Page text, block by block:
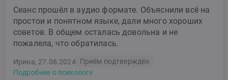
Сеанс прошёл в аудио формате. Объяснили всё на
простои и понятном языке, дали много хороших
советов. В общем осталась довольна и не
пожалела, что обратилась.
Ирина, 27.08.2024 Приём подтверждён
Подробнее о психологе